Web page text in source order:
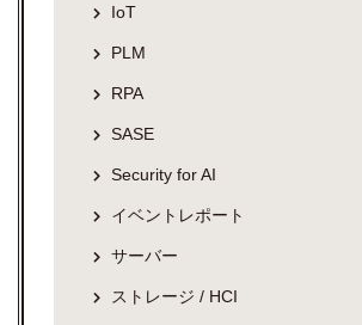
IoT
PLM
RPA
SASE
Security for AI
イベントレポート
サーバー
ストレージ / HCI